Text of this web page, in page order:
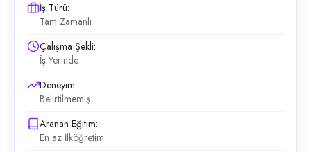
İş Türü:
Tam Zamanlı
Çalışma Şekli:
İş Yerinde
Deneyim:
Belirtilmemiş
Aranan Eğitim:
En az İlköğretim